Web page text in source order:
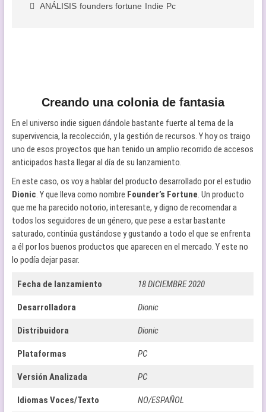
ANÁLISIS founders fortune Indie Pc
Creando una colonia de fantasia
En el universo indie siguen dándole bastante fuerte al tema de la
supervivencia, la recolección, y la gestión de recursos. Y hoy os traigo
uno de esos proyectos que han tenido un amplio recorrido de accesos
anticipados hasta llegar al día de su lanzamiento.
En este caso, os voy a hablar del producto desarrollado por el estudio
Dionic. Y que lleva como nombre Founder’s Fortune. Un producto
que me ha parecido notorio, interesante, y digno de recomendar a
todos los seguidores de un género, que pese a estar bastante
saturado, continúa gustándose y gustando a todo el que se enfrenta
a él por los buenos productos que aparecen en el mercado. Y este no
lo podía dejar pasar.
Fecha de lanzamiento 18 DICIEMBRE 2020
Desarrolladora Dionic
Distribuidora Dionic
Plataformas PC
Versión Analizada PC
Idiomas Voces/Texto NO/ESPAÑOL